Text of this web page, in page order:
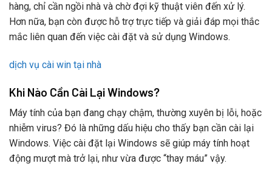
hàng, chỉ cần ngồi nhà và chờ đợi kỹ thuật viên đến xử lý.
Hơn nữa, bạn còn được hỗ trợ trực tiếp và giải đáp mọi thắc
mắc liên quan đến việc cài đặt và sử dụng Windows.
dịch vụ cài win tại nhà
Khi Nào Cần Cài Lại Windows?
Máy tính của bạn đang chạy chậm, thường xuyên bị lỗi, hoặc
nhiễm virus? Đó là những dấu hiệu cho thấy bạn cần cài lại
Windows. Việc cài đặt lại Windows sẽ giúp máy tính hoạt
động mượt mà trở lại, như vừa được “thay máu” vậy.